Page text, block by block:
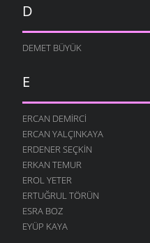
D
DEMET BÜYÜK
E
ERCAN DEMIRCI
ERCAN YALÇINKAYA
ERDENER SEÇKIN
ERKAN TEMUR
EROL YETER
ERTUĞRUL TÖRÜN
ESRA BOZ
EYÜP KAYA